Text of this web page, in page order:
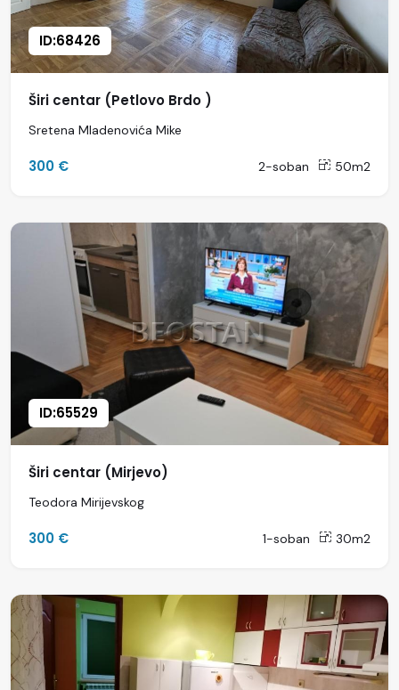
ID:68426
Širi centar (Petlovo Brdo )
Sretena Mladenovića Mike
300 € 2-soban 50m2
ID:65529
Širi centar (Mirjevo)
Teodora Mirijevskog
300 € 1-soban 30m2